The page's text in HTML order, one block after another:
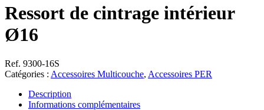
Ressort de cintrage intérieur
Ø16
Ref. 9300-16S
Catégories : Accessoires Multicouche, Accessoires PER
Description
Informations complémentaires